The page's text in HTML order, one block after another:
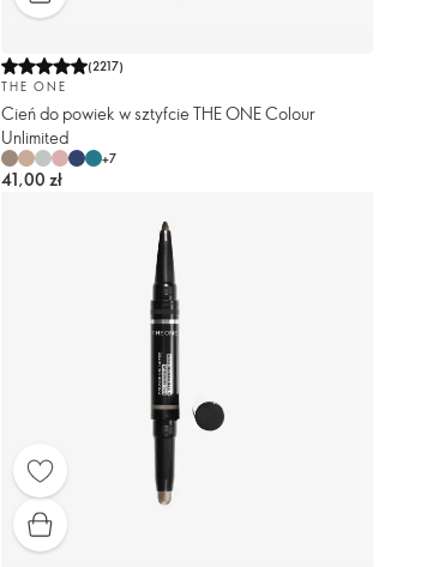
(2217)
THE ONE
Cień do powiek w sztyfcie THE ONE Colour
Unlimited
+7
41,00 zł